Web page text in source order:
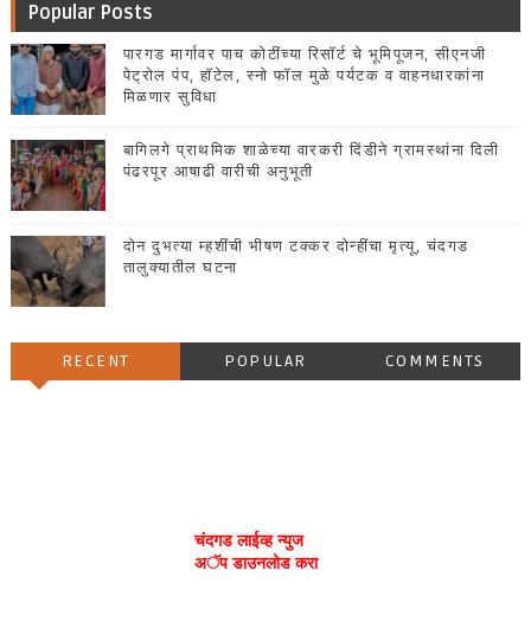
Popular Posts
पारगड मार्गावर पाच कोटींच्या रिसॉर्ट चे भूमिपूजन, सीएनजी
पेट्रोल पंप, हॉटेल, स्नो फॉल मुळे पर्यटक व वाहनधारकांना
मिळणार सुविधा
बागिलगे प्राथमिक शाळेच्या वारकरी दिंडीने ग्रामस्थांना दिली
पंढरपूर आषाढी वारीची अनुभूती
दोन दुभत्या म्हशींची भीषण टक्कर दोन्हींचा मृत्यू, चंदगड
तालुक्यातील घटना
RECENT POPULAR COMMENTS
चंदगड लाईव्ह न्युज
अॅप डाउनलोड करा